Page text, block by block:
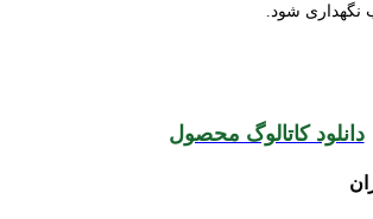
نگهداری شود.
دانلود کاتالوگ محصول